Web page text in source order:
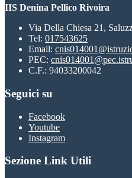
IIS Denina Pellico Rivoira
Via Della Chiesa 21,
Tel: 017543625
Email:
PEC:
C.F.: 94033200042
Seguici su
Facebook
Youtube
Instagram
Sezione Link Utili